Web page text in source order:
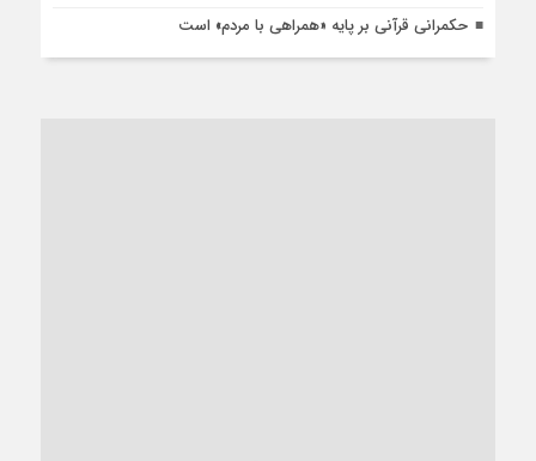
حکمرانی قرآنی بر پایه «همراهی با مردم» است